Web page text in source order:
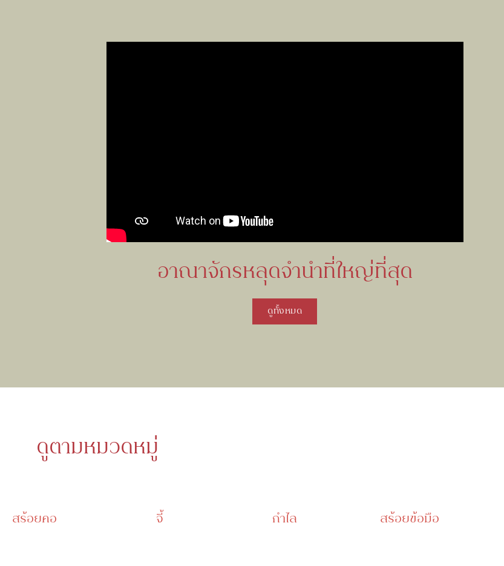
อาณาจักรหลุดจำนำที่ใหญ่ที่สุด
ดูทั้งหมด
ดูตามหมวดหมู่
สร้อยคอ จี้ กำไล สร้อยข้อมือ